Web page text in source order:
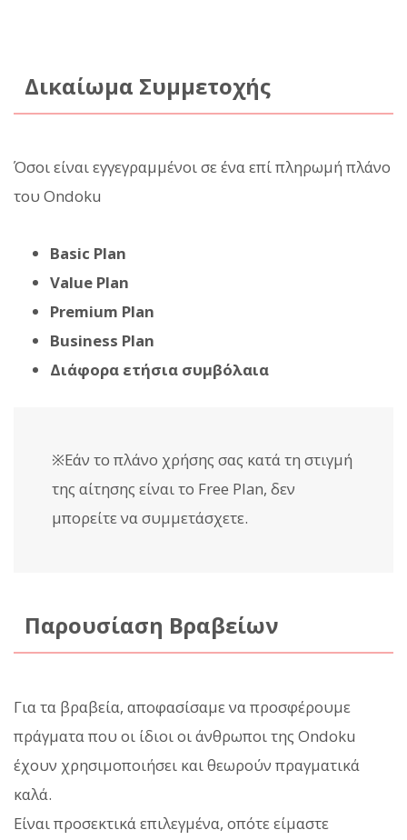
Δικαίωμα Συμμετοχής
Όσοι είναι εγγεγραμμένοι σε ένα επί πληρωμή πλάνο
του Ondoku
Basic Plan
Value Plan
Premium Plan
Business Plan
Διάφορα ετήσια συμβόλαια
※Εάν το πλάνο χρήσης σας κατά τη στιγμή
της αίτησης είναι το Free Plan, δεν
μπορείτε να συμμετάσχετε.
Παρουσίαση Βραβείων
Για τα βραβεία, αποφασίσαμε να προσφέρουμε
πράγματα που οι ίδιοι οι άνθρωποι της Ondoku
έχουν χρησιμοποιήσει και θεωρούν πραγματικά
καλά.
Είναι προσεκτικά επιλεγμένα, οπότε είμαστε